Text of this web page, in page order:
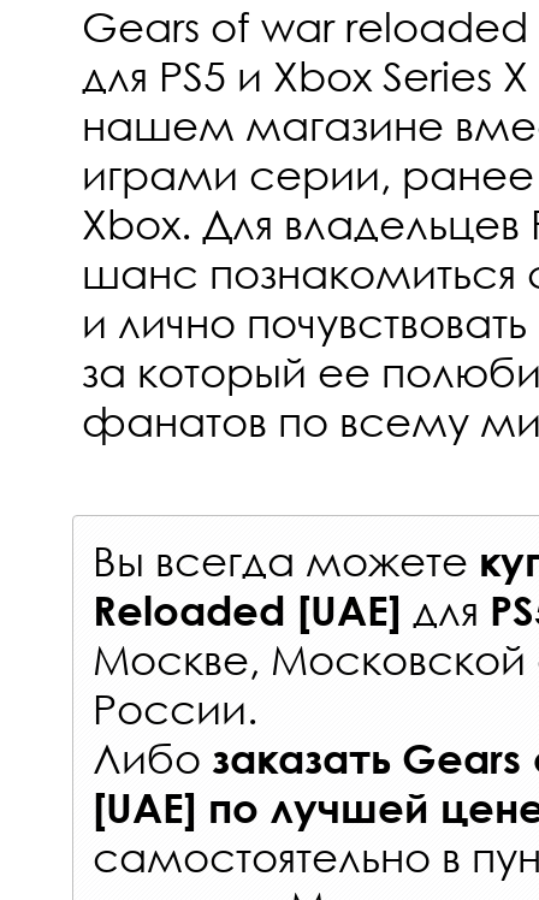
Gears of war reloaded
для PS5 и Xbox Series
нашем магазине
играми серии,
Xbox. Для владельцев
шанс познакомиться
и лично
за который ее
фанатов по всему
Вы всегда можете
Reloaded [UAE] для
Москве, Московской
России.
Либо заказать Gears
[UAE] по лучшей
самостоятельно в